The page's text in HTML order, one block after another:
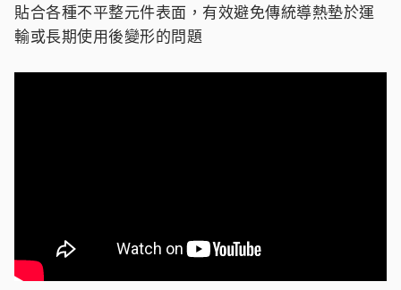
貼合各種不平整元件表面，有效避免傳統導熱墊於運
輸或長期使用後變形的問題